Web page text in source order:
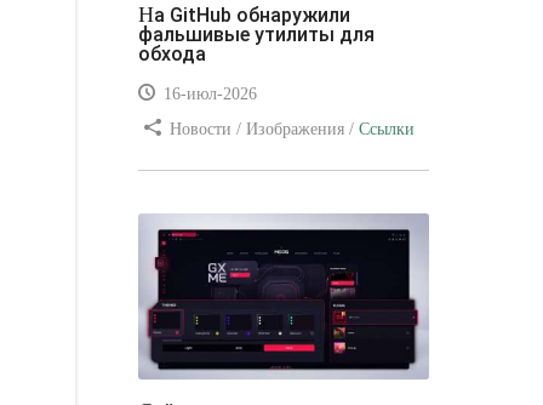
На GitHub обнаружили
фальшивые утилиты для
обхода
16-июл-2026
Новости / Изображения / Ссылки